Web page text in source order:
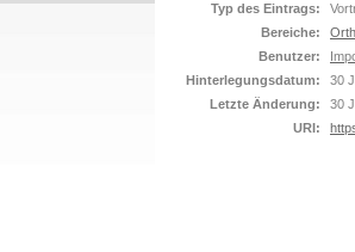
Typ des Eintrags:
Bereiche:
Benutzer:
Hinterlegungsdatum:
30
Letzte Änderung:
30
URI: